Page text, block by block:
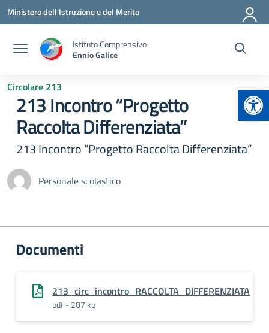
Vai ai contenuti
Vai al menu di navigazione
Vai al footer
Ministero dell'Istruzione e del Merito
Istituto Comprensivo
Ennio Galice
Circolare 213
213 Incontro “Progetto
Raccolta Differenziata”
213 Incontro “Progetto Raccolta Differenziata”
Personale scolastico
Documenti
213_circ_incontro_RACCOLTA_DIFFERENZIATA
pdf - 207 kb